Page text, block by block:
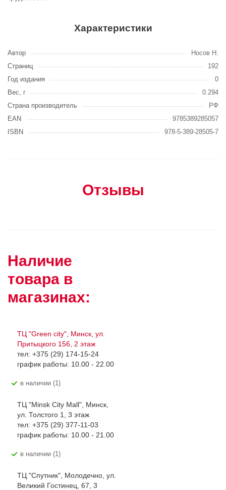
Характеристики
Автор
Носов Н.
Страниц
192
Год издания
0
Вес, г
0.294
Страна производитель
РФ
EAN
9785389285057
ISBN
978-5-389-28505-7
Отзывы
Наличие
товара в
магазинах:
ТЦ "Green city", Минск, ул.
Притыцкого 156, 2 этаж
тел: +375 (29) 174-15-24
график работы: 10.00 - 22.00
В наличии (1)
ТЦ "Minsk City Mall", Минск,
ул. Толстого 1, 3 этаж
тел: +375 (29) 377-11-03
график работы: 10.00 - 21.00
В наличии (1)
ТЦ "Спутник", Молодечно, ул.
Великий Гостинец, 67, 3